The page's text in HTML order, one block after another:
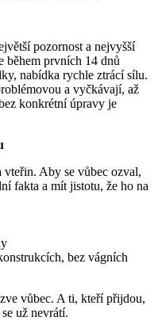
pozornost a nejvyšší
během prvních 14 dnů
nabídka rychle ztrácí sílu.
a vyčkávají, až
konkrétní úpravy je
Aby se vůbec ozval,
fakta a mít jistotu, že ho na
bez vágních
vůbec. A ti, kteří přijdou,
už nevrátí.